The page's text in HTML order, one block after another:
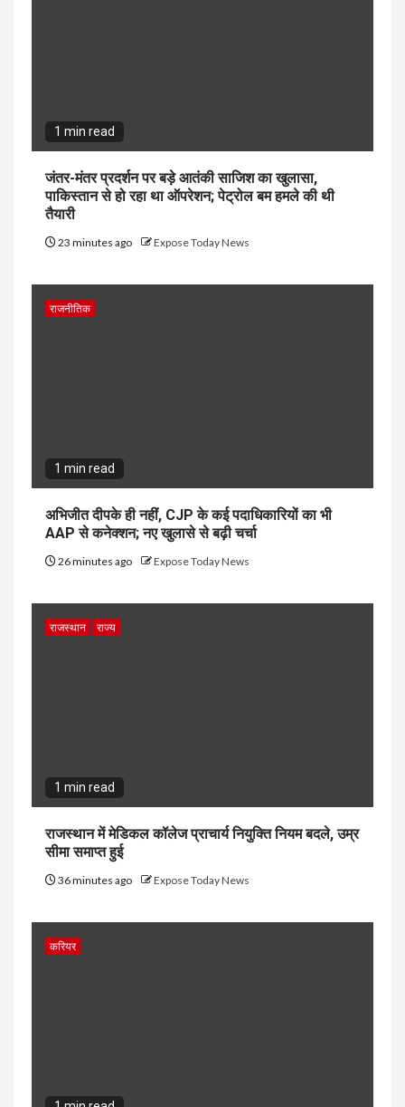
1 min read
जंतर-मंतर प्रदर्शन पर बड़े आतंकी साजिश का खुलासा,
पाकिस्तान से हो रहा था ऑपरेशन; पेट्रोल बम हमले की थी
तैयारी
23 minutes ago Expose Today News
राजनीतिक
1 min read
अभिजीत दीपके ही नहीं, CJP के कई पदाधिकारियों का भी
AAP से कनेक्शन; नए खुलासे से बढ़ी चर्चा
26 minutes ago Expose Today News
राजस्थान राज्य
1 min read
राजस्थान में मेडिकल कॉलेज प्राचार्य नियुक्ति नियम बदले, उम्र
सीमा समाप्त हुई
36 minutes ago Expose Today News
करियर